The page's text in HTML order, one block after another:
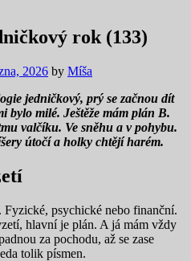
rok (133)
2026 by Míša
jedničkový, prý se začnou dít
bylo milé. Ještěže mám plán B.
valčíku. Ve sněhu a v pohybu.
útočí a holky chtějí harém.
psychické nebo finanční.
hlavní je plán. A já mám vždy
za pochodu, až se zase
tolik písmen.